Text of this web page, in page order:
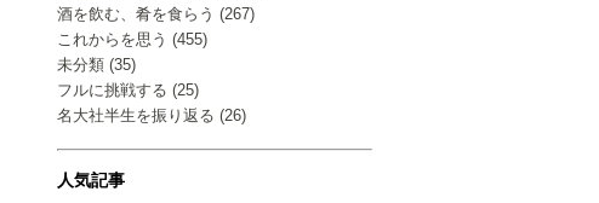
酒を飲む、肴を食らう (267)
これからを思う (455)
未分類 (35)
フルに挑戦する (25)
名大社半生を振り返る (26)
人気記事